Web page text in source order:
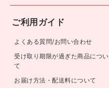
ご利用ガイド
よくある質問/お問い合わせ
受け取り期限が過ぎた商品につい
て
お届け方法・配送料について